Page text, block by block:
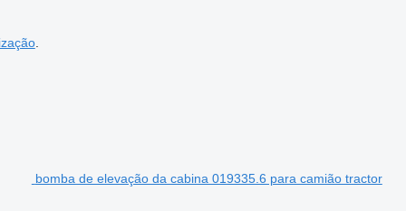
.
bomba de elevação da cabina 019335.6 para camião tractor